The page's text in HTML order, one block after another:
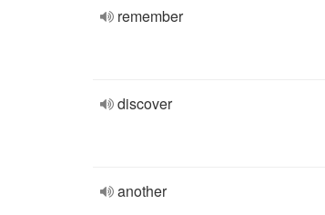
remember
discover
another